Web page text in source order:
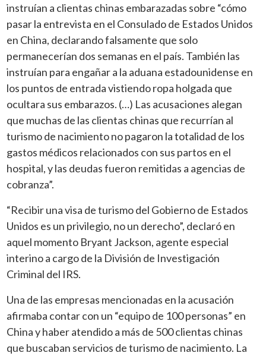
instruían a clientas chinas embarazadas sobre “cómo
pasar la entrevista en el Consulado de Estados Unidos
en China, declarando falsamente que solo
permanecerían dos semanas en el país. También las
instruían para engañar a la aduana estadounidense en
los puntos de entrada vistiendo ropa holgada que
ocultara sus embarazos. (…) Las acusaciones alegan
que muchas de las clientas chinas que recurrían al
turismo de nacimiento no pagaron la totalidad de los
gastos médicos relacionados con sus partos en el
hospital, y las deudas fueron remitidas a agencias de
cobranza”.
“Recibir una visa de turismo del Gobierno de Estados
Unidos es un privilegio, no un derecho”, declaró en
aquel momento Bryant Jackson, agente especial
interino a cargo de la División de Investigación
Criminal del IRS.
Una de las empresas mencionadas en la acusación
afirmaba contar con un “equipo de 100 personas” en
China y haber atendido a más de 500 clientas chinas
que buscaban servicios de turismo de nacimiento. La